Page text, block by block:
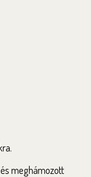
meghámozott